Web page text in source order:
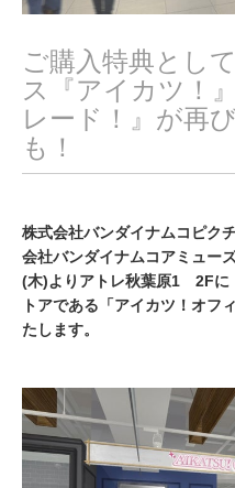
ご購入特典とし
ス『アイカツ！
レード！』が再
も！
株式会社バンダイナムコピク
会社バンダイナムコアミュー
(木)よりアトレ秋葉原1 2Fに
トアである「アイカツ！オフ
たします。